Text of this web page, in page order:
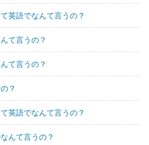
英語でなんて言うの？
て言うの？
て言うの？
？
英語でなんて言うの？
んて言うの？